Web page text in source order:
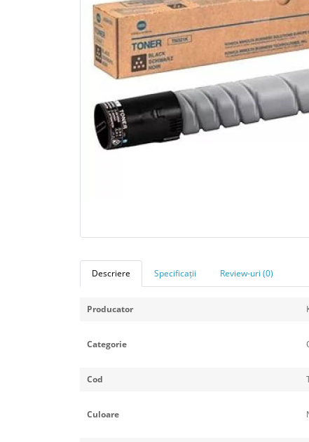
Descriere Specificații Review-uri (0)
Producator
Categorie
Cod
Culoare